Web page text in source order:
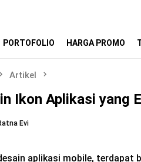
PORTOFOLIO HARGA PROMO
Artikel
Ikon Aplikasi yang
Evi
aplikasi mobile, terdapat